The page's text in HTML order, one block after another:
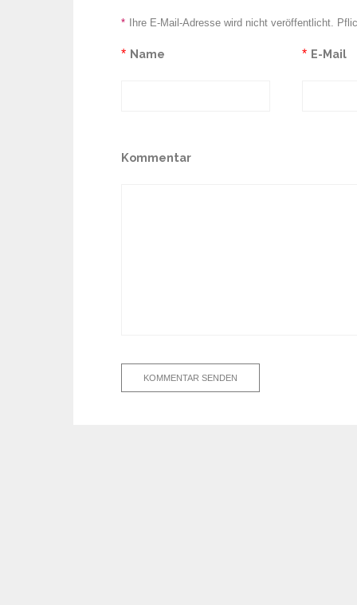
Ihre E-Mail-Adresse wird nicht veröffentlicht.
*
Name
* E-Mail
*
Kommentar